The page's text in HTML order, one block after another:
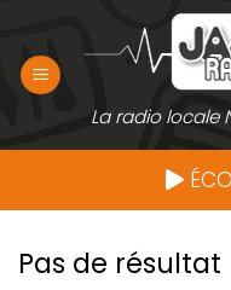
contenu
La radio locale
Pas de résultat